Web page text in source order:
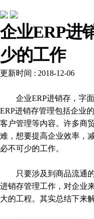
企业ERP进
少的工作
更新时间 : 2018-12-06
企业ERP进销存，字面
ERP进销存管理包括企业
客户管理等内容。许多商
难，想要提高企业效率，
必不可少的工作。
只要涉及到商品流通的
进销存管理工作，对企业
大的工程。其实总结下来